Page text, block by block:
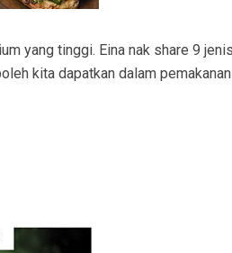
yang tinggi. Eina nak share 9 jenis
kita dapatkan dalam pemakanan